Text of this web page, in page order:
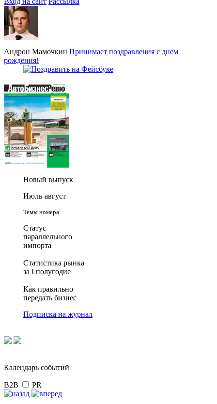
Андрон Мамочкин Принимает поздравления с днем
рождения!
Новый выпуск
Июль-август
Темы номера:
Статус
параллельного
импорта
Статистика рынка
за I полугодие
Как правильно
передать бизнес
Подписка на журнал
Календарь событий
B2B PR